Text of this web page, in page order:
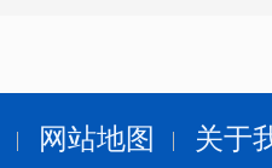
网站地图
关于